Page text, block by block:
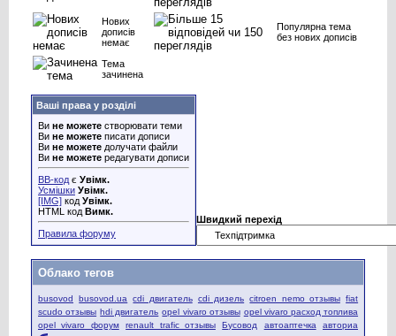
Нових
дописів
немає
Популярна тема
без нових дописів
Тема
зачинена
Ваші права у розділі
Ви не можете створювати теми
Ви не можете писати дописи
Ви не можете долучати файли
Ви не можете редагувати дописи
BB-код є Увімк.
Усмішки Увімк.
[IMG] код Увімк.
HTML код Вимк.
Правила форуму
Швидкий перехід
Облако тегов
busovod busovod.ua cdi двигатель cdi дизель citroen nemo отзывы fiat
scudo отзывы hdi двигатель opel vivaro отзывы opel vivaro расход топлива
opel vivaro форум
renault trafic отзывы Бусовод автоаптечка авториа